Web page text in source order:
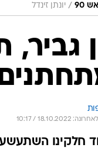
90
/ יונתן זינדל
18.10.2022 / 10:17
חלקינו